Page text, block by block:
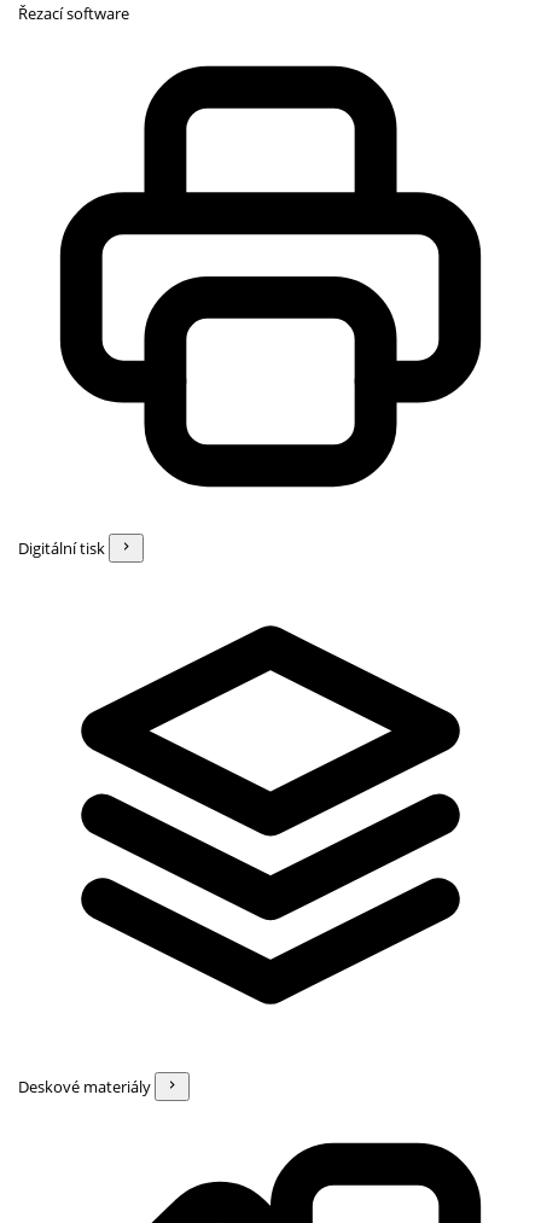
Řezací software
Digitální tisk
Deskové materiály